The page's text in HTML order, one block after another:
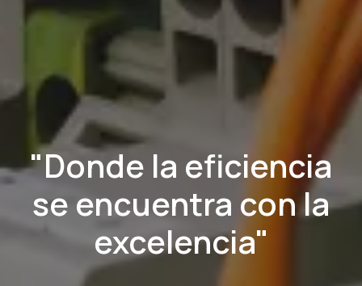
"Donde la eficiencia
se encuentra con la
excelencia"